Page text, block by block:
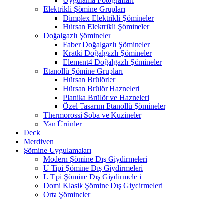
Elektrikli Şömine Grupları
Dimplex Elektrikli Şömineler
Hürsan Elektrikli Şömineler
Doğalgazlı Şömineler
Faber Doğalgazlı Şömineler
Kratki Doğalgazlı Şömineler
Element4 Doğalgazlı Şömineler
Etanollü Şömine Grupları
Hürsan Brülörler
Hürsan Brülör Hazneleri
Planika Brülör ve Hazneleri
Özel Tasarım Etanollü Şömineler
Thermorossi Soba ve Kuzineler
Yan Ürünler
Deck
Merdiven
Şömine Uygulamaları
Modern Şömine Dış Giydirmeleri
U Tipi Şömine Dış Giydirmeleri
L Tipi Şömine Dış Giydirmeleri
Domi Klasik Şömine Dış Giydirmeleri
Orta Şömineler